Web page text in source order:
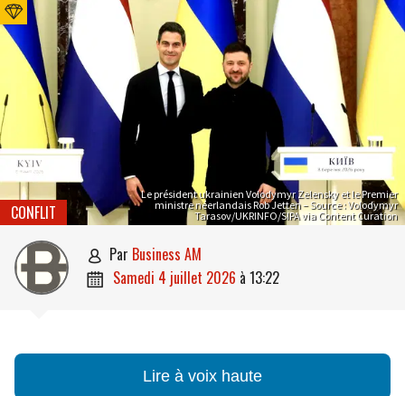
Le président ukrainien Volodymyr Zelensky et le Premier
ministre néerlandais Rob Jetten – Source : Volodymyr
Tarasov/UKRINFO/SIPA via Content Curation
CONFLIT
 par Business AM
 samedi 4 juillet 2026 à 13:22
Lire à voix haute